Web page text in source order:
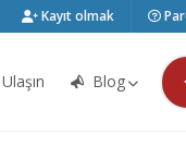
Kayıt olmak
Blog